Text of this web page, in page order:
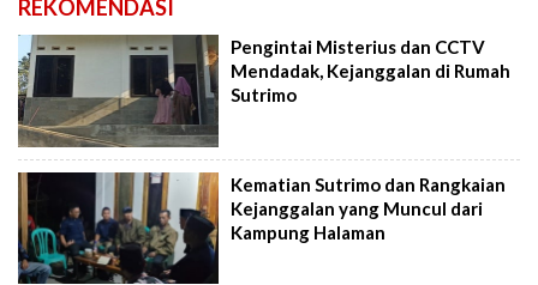
REKOMENDASI
Pengintai Misterius dan CCTV
Mendadak, Kejanggalan di Rumah
Sutrimo
Kematian Sutrimo dan Rangkaian
Kejanggalan yang Muncul dari
Kampung Halaman